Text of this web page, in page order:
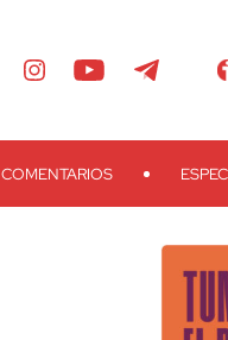
COMENTARIOS